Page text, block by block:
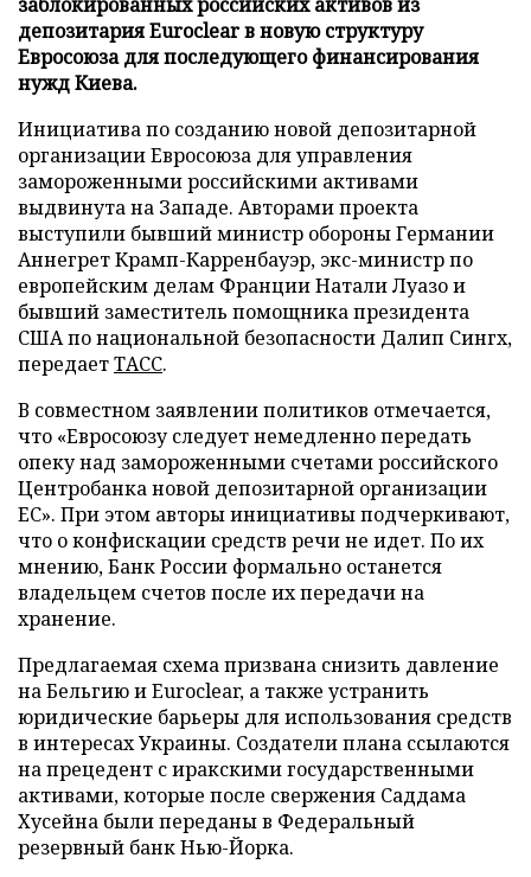
заблокированных российских активов из
депозитария Euroclear в новую структуру
Евросоюза для последующего финансирования
нужд Киева.
Инициатива по созданию новой депозитарной
организации Евросоюза для управления
замороженными российскими активами
выдвинута на Западе. Авторами проекта
выступили бывший министр обороны Германии
Аннегрет Крамп-Карренбауэр, экс-министр по
европейским делам Франции Натали Луазо и
бывший заместитель помощника президента
США по национальной безопасности Далип Сингх,
передаетТАСС.
В совместном заявлении политиков отмечается,
что «Евросоюзу следует немедленно передать
опеку над замороженными счетами российского
Центробанка новой депозитарной организации
ЕС». При этом авторы инициативы подчеркивают,
что о конфискации средств речи не идет. По их
мнению, Банк России формально останется
владельцем счетов после их передачи на
хранение.
Предлагаемая схема призвана снизить давление
на Бельгию и Euroclear, а также устранить
юридические барьеры для использования средств
в интересах Украины. Создатели плана ссылаются
на прецедент с иракскими государственными
активами, которые после свержения Саддама
Хусейна были переданы в Федеральный
резервный банк Нью-Йорка.